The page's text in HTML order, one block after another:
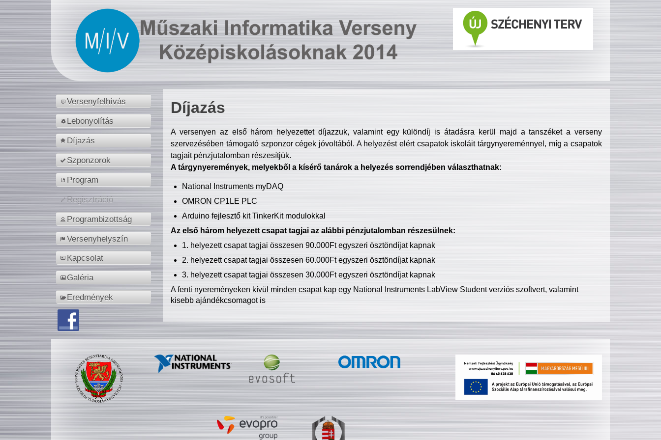
Versenyfelhívás
Lebonyolítás
Díjazás
Szponzorok
Program
Regisztráció
Programbizottság
Versenyhelyszín
Kapcsolat
Galéria
Eredmények
Díjazás
A versenyen az első három helyezettet díjazzuk, valamint egy különdíj is átadásra kerül majd a tanszéket a verseny
szervezésében támogató szponzor cégek jóvoltából. A helyezést elért csapatok iskoláit tárgynyereménnyel, míg a csapatok
tagjait pénzjutalomban részesítjük.
A tárgynyeremények, melyekből a kísérő tanárok a helyezés sorrendjében választhatnak:
National Instruments myDAQ
OMRON CP1LE PLC
Arduino fejlesztő kit TinkerKit modulokkal
Az első három helyezett csapat tagjai az alábbi pénzjutalomban részesülnek:
1. helyezett csapat tagjai összesen 90.000Ft egyszeri ösztöndíjat kapnak
2. helyezett csapat tagjai összesen 60.000Ft egyszeri ösztöndíjat kapnak
3. helyezett csapat tagjai összesen 30.000Ft egyszeri ösztöndíjat kapnak
A fenti nyereményeken kívül minden csapat kap egy National Instruments LabView Student verziós szoftvert, valamint
kisebb ajándékcsomagot is